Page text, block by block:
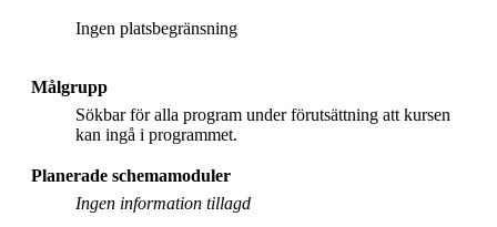
Ingen platsbegränsning
Målgrupp
Sökbar för alla program under förutsättning att kursen
kan ingå i programmet.
Planerade schemamoduler
Ingen information tillagd